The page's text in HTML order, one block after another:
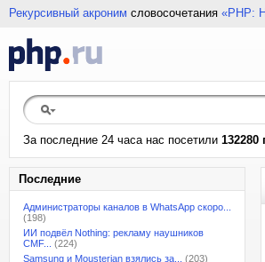
Рекурсивный акроним словосочетания «PHP:
За последние 24 часа нас посетили 132280
Последние
Администраторы каналов в WhatsApp скоро...
(198)
ИИ подвёл Nothing: рекламу наушников
CMF...
(224)
Samsung и Mousterian взялись за...
(203)